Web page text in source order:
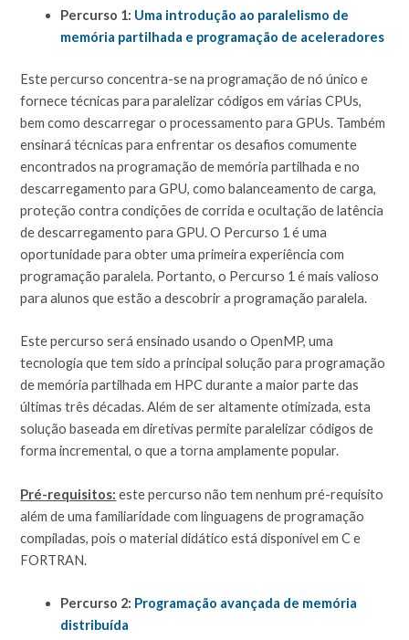
Percurso 1: Uma introdução ao paralelismo de
memória partilhada e programação de aceleradores
Este percurso concentra-se na programação de nó único e
fornece técnicas para paralelizar códigos em várias CPUs,
bem como descarregar o processamento para GPUs. Também
ensinará técnicas para enfrentar os desafios comumente
encontrados na programação de memória partilhada e no
descarregamento para GPU, como balanceamento de carga,
proteção contra condições de corrida e ocultação de latência
de descarregamento para GPU. O Percurso 1 é uma
oportunidade para obter uma primeira experiência com
programação paralela. Portanto, o Percurso 1 é mais valioso
para alunos que estão a descobrir a programação paralela.
Este percurso será ensinado usando o OpenMP, uma
tecnologia que tem sido a principal solução para programação
de memória partilhada em HPC durante a maior parte das
últimas três décadas. Além de ser altamente otimizada, esta
solução baseada em diretivas permite paralelizar códigos de
forma incremental, o que a torna amplamente popular.
Pré-requisitos: este percurso não tem nenhum pré-requisito
além de uma familiaridade com linguagens de programação
compiladas, pois o material didático está disponível em C e
FORTRAN.
Percurso 2: Programação avançada de memória
distribuída